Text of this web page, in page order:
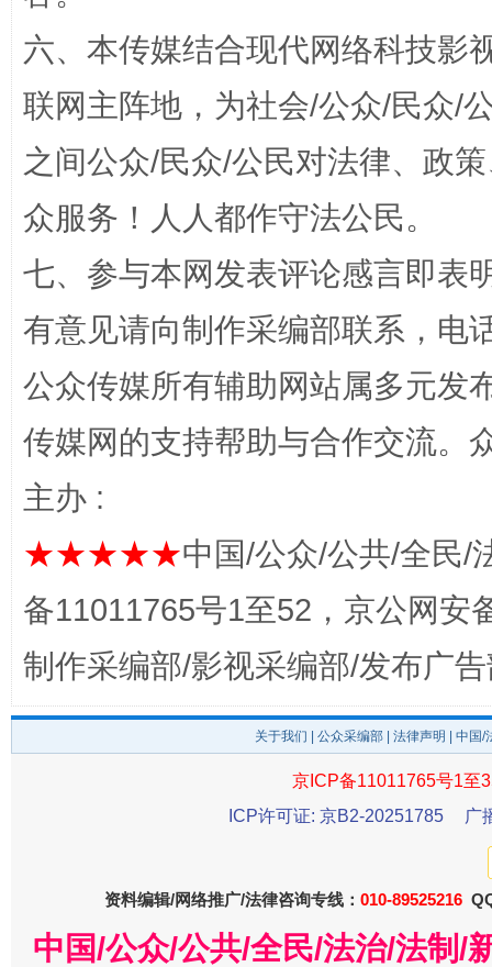
完善运行机制助力责任有效落实 一纸欠
东山县通报“牛蛙产品抗生素超标问题” 法
六、本传媒结合现代网络科技影
联网主阵地，为社会/公众/民众/
之间公众/民众/公民对法律、政
众服务！人人都作守法公民。
七、参与本网发表评论感言即表
有意见请向制作采编部联系，电
公众传媒所有辅助网站属多元发
传媒网的支持帮助与合作交流。
主办 :
★★★★★中国/公众/公共/全民/
备11011765号1至52，京公网安
制作采编部/影视采编部/发布广
关于我们 公众采编部 法律声明 | 中国
京ICP备11011765号1至
ICP许可证: 京B2-20251785
广
资料编辑/网络推广/法律咨询专线： 010-89525216
中国/公众/公共/全民/法治/法制/